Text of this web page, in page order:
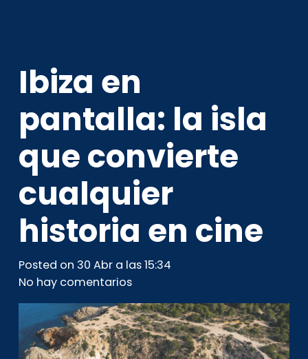
Ibiza en
pantalla: la isla
que convierte
cualquier
historia en cine
Posted on 30 Abr a las 15:34
No hay comentarios